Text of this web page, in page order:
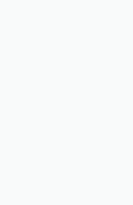
den